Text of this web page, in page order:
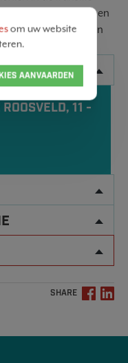
consumed scrap en
oplossingen
11 -
SHARE
om uw website
AANVAARDEN